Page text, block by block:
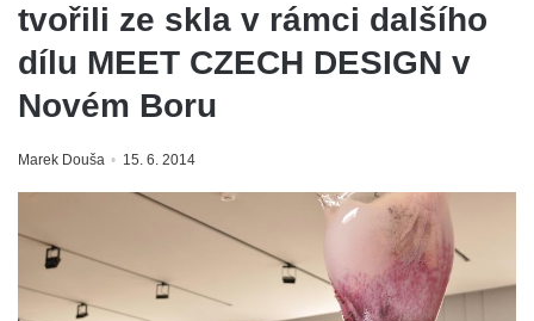
tvořili ze skla v rámci dalšího
dílu MEET CZECH DESIGN v
Novém Boru
Marek Douša 15. 6. 2014